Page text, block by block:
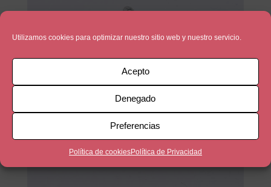
Utilizamos cookies para optimizar nuestro sitio web y nuestro servicio.
Acepto
Denegado
Preferencias
Política de cookiesPolítica de Privacidad